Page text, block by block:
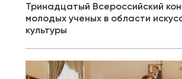
Тринадцатый Всероссийский
молодых ученых в области
культуры